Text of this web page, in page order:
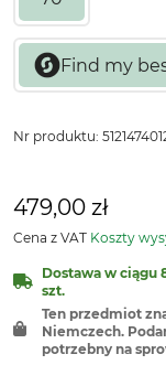
Nr produktu:
479,00 zł
Cena z VAT Koszty
Dostawa w ciągu
szt.
Ten przedmiot
Niemczech.
potrzebny na